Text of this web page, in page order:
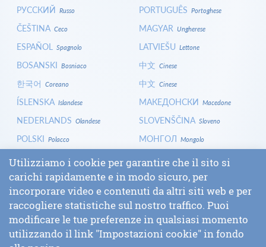
РУССКИЙ Russo
ČEŠTINA Ceco
ESPAÑOL Spagnolo
BOSANSKI Bosniaco
한국어 Coreano
ÍSLENSKA Islandese
NEDERLANDS Olandese
POLSKI Polacco
HRVATSKI Croato
ITALIANOItaliano
БЪЛГАРСКИ Bulgaro
PORTUGUÊS Portoghese
MAGYAR Ungherese
LATVIEŠU Lettone
中文 Cinese
中文 Cinese
МАКЕДОНСКИ Macedone
SLOVENŠČINA Sloveno
МОНГОЛ Mongolo
СРПСКИ Serbo
বাংলা Bengalese
SLOVENČINASlovacco
LOGIN
Utilizziamo i cookie per garantire che il sito si
carichi rapidamente e in modo sicuro, per
incorporare video e contenuti da altri siti web e per
raccogliere statistiche sul nostro traffico. Puoi
modificare le tue preferenze in qualsiasi momento
utilizzando il link "Impostazioni cookie" in fondo